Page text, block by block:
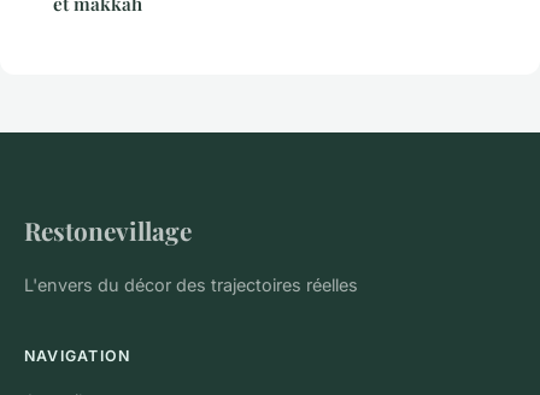
Restonevillage
L'envers du décor des trajectoires réelles
NAVIGATION